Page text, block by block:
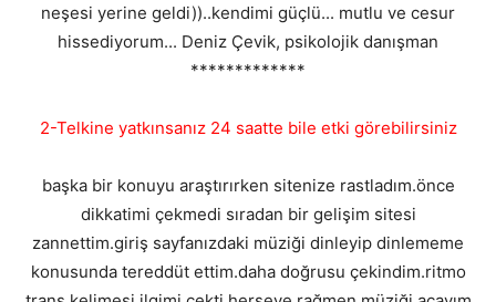
neşesi yerine geldi))..kendimi güçlü... mutlu ve cesur
hissediyorum... Deniz Çevik, psikolojik danışman
*************
2-Telkine yatkınsanız 24 saatte bile etki görebilirsiniz
başka bir konuyu araştırırken sitenize rastladım.önce
dikkatimi çekmedi sıradan bir gelişim sitesi
zannettim.giriş sayfanızdaki müziği dinleyip dinlememe
konusunda tereddüt ettim.daha doğrusu çekindim.ritmo